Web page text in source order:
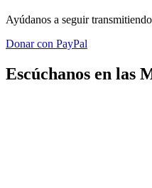
Ayúdanos a seguir
Donar con PayPal
Escúchanos en las